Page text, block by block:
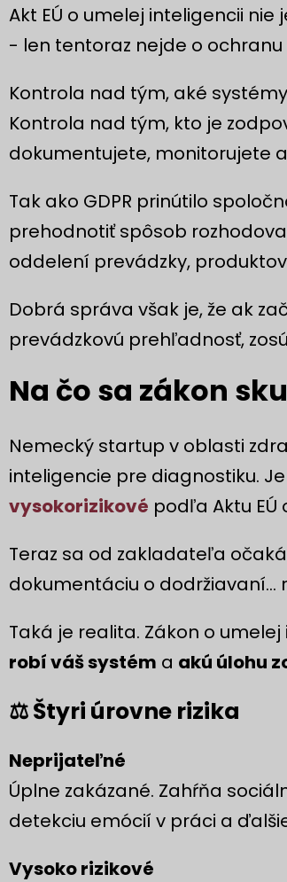
Akt EÚ o umelej inteligencii
- len tentoraz nejde o
Kontrola nad tým, aké
Kontrola nad tým, kto je
dokumentujete, monitorujete
Tak ako GDPR prinútilo
prehodnotiť spôsob
oddelení prevádzky,
Dobrá správa však je, že ak
prevádzkovú prehľadnosť,
Na čo sa zákon
Nemecký startup v oblasti
inteligencie pre diagnostiku.
vysokorizikové podľa Aktu EÚ
Teraz sa od zakladateľa
dokumentáciu o dodržiavaní...
Taká je realita. Zákon o
robí váš systém a akú úlohu
⚖️ Štyri úrovne rizika
Neprijateľné
Úplne zakázané. Zahŕňa
detekciu emócií v práci a
Vysoko rizikové